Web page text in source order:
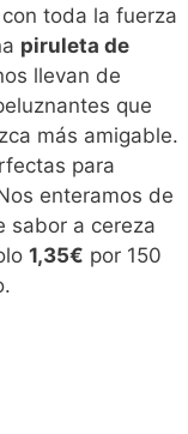
toda la fuerza
piruleta de
llevan de
que
más amigable.
para
enteramos de
sabor a cereza
1,35€ por 150